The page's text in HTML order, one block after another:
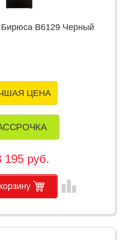
B6129 Черный
ЦЕНА
195 руб.
leaderboard